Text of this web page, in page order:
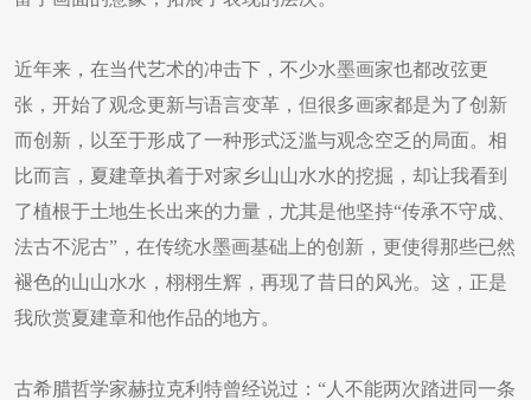
近年来，在当代艺术的冲击下，不少水墨画家也都改弦更
张，开始了观念更新与语言变革，但很多画家都是为了创新
而创新，以至于形成了一种形式泛滥与观念空乏的局面。相
比而言，夏建章执着于对家乡山山水水的挖掘，却让我看到
了植根于土地生长出来的力量，尤其是他坚持“传承不守成、
法古不泥古”，在传统水墨画基础上的创新，更使得那些已然
褪色的山山水水，栩栩生辉，再现了昔日的风光。这，正是
我欣赏夏建章和他作品的地方。
古希腊哲学家赫拉克利特曾经说过：“人不能两次踏进同一条